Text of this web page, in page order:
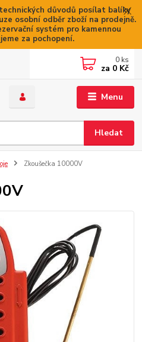
důvodů posílat balíky
osobní odběr zboží na prodejně.
systém pro kamennou
za pochopení.
Menu
Hledat
0 ks
za 0 Kč
Zkoušečka 10000V